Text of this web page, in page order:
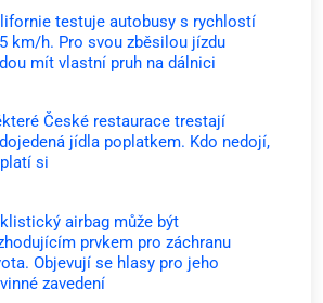
testuje autobusy s rychlostí
km/h. Pro svou zběsilou jízdu
mít vlastní pruh na dálnici
České restaurace trestají
jídla poplatkem. Kdo nedojí,
si
airbag může být
prvkem pro záchranu
Objevují se hlasy pro jeho
zavedení